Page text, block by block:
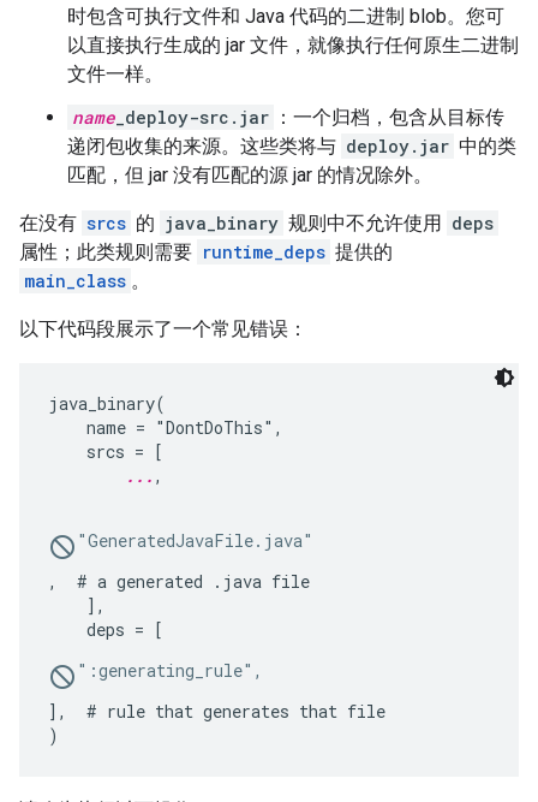
时包含可执行文件和 Java 代码的二进制 blob。您可
以直接执行生成的 jar 文件，就像执行任何原生二进制
文件一样。
name _deploy-src.jar ：一个归档，包含从目标传
递闭包收集的来源。这些类将与 deploy.jar 中的类
匹配，但 jar 没有匹配的源 jar 的情况除外。
在没有 srcs 的 java_binary 规则中不允许使用 deps
属性；此类规则需要 runtime_deps 提供的
main_class 。
以下代码段展示了一个常见错误：
java_binary(
    name = "DontDoThis",
    srcs = [
... ,
"GeneratedJavaFile.java"
,  # a generated .java file
    ],
    deps = [
":generating_rule",
],  # rule that generates that file